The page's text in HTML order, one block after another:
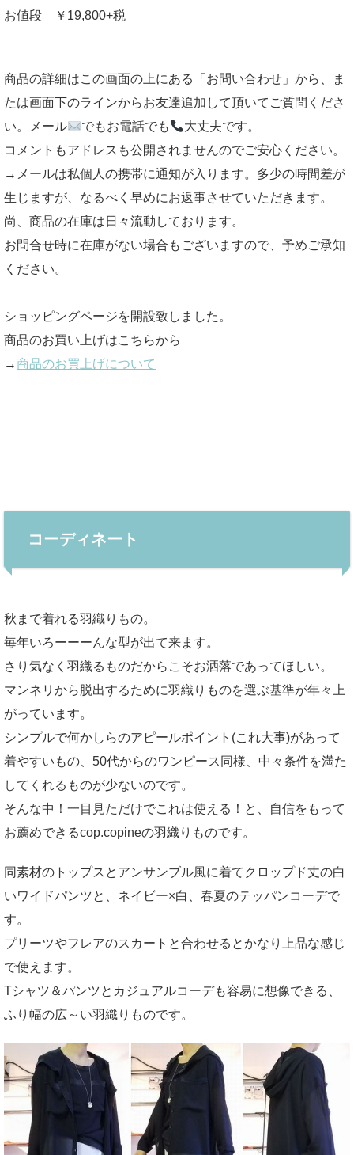
お値段 ￥19,800+税
商品の詳細はこの画面の上にある「お問い合わせ」から、ま
たは画面下のラインからお友達追加して頂いてご質問くださ
い。メール
でもお電話でも
大丈夫です。
コメントもアドレスも公開されませんのでご安心ください。
→メールは私個人の携帯に通知が入ります。多少の時間差が
生じますが、なるべく早めにお返事させていただきます。
尚、商品の在庫は日々流動しております。
お問合せ時に在庫がない場合もございますので、予めご承知
ください。
ショッピングページを開設致しました。
商品のお買い上げはこちらから
→商品のお買上げについて
コーディネート
秋まで着れる羽織りもの。
毎年いろーーーんな型が出て来ます。
さり気なく羽織るものだからこそお洒落であってほしい。
マンネリから脱出するために羽織りものを選ぶ基準が年々上
がっています。
シンプルで何かしらのアピールポイント(これ大事)があって
着やすいもの、50代からのワンピース同様、中々条件を満た
してくれるものが少ないのです。
そんな中！一目見ただけでこれは使える！と、自信をもって
お薦めできるcop.copineの羽織りものです。
同素材のトップスとアンサンブル風に着てクロップド丈の白
いワイドパンツと、ネイビー×白、春夏のテッパンコーデで
す。
プリーツやフレアのスカートと合わせるとかなり上品な感じ
で使えます。
Tシャツ＆パンツとカジュアルコーデも容易に想像できる、
ふり幅の広～い羽織りものです。